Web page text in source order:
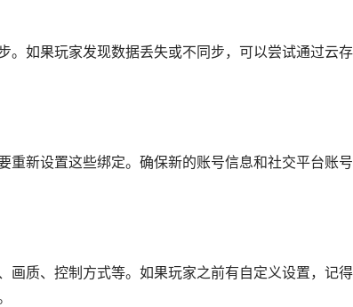
。如果玩家发现数据丢失或不同步，可以尝试通过云
重新设置这些绑定。确保新的账号信息和社交平台账
画质、控制方式等。如果玩家之前有自定义设置，记